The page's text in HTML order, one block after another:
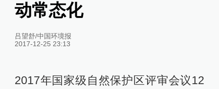
动常态化
吕望舒/中国环境报
2017-12-25 23:13
2017年国家级自然保护区评审会议12